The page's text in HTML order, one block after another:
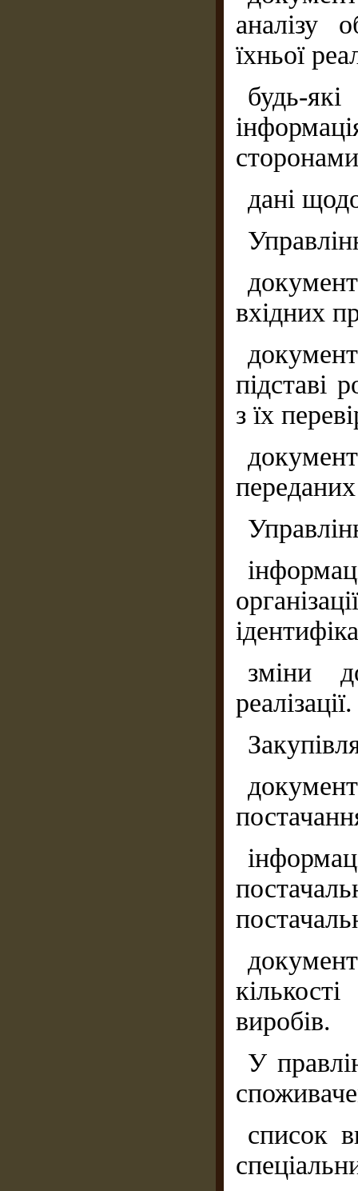
аналізу
їхньої
будь-
дані
вхідних
підставі
з їх
зміни
реалізації.
виробів.
У
список